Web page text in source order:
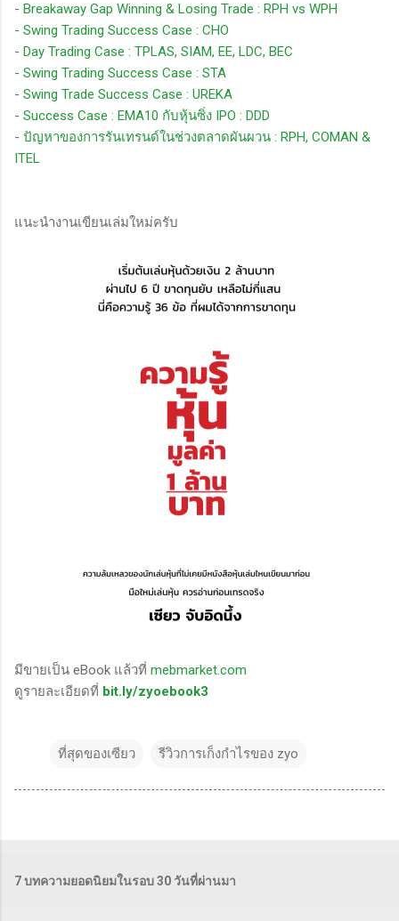
- Breakaway Gap Winning & Losing Trade : RPH vs WPH
- Swing Trading Success Case : CHO
- Day Trading Case : TPLAS, SIAM, EE, LDC, BEC
- Swing Trading Success Case : STA
- Swing Trade Success Case : UREKA
- Success Case : EMA10 กับหุ้นซิ่ง IPO : DDD
- ปัญหาของการรันเทรนด์ในช่วงตลาดผันผวน : RPH, COMAN &
ITEL
แนะนำงานเขียนเล่มใหม่ครับ
มีขายเป็น eBook แล้วที่ mebmarket.com
ดูรายละเอียดที่ bit.ly/zyoebook3
ที่สุดของเซียว รีวิวการเก็งกำไรของ zyo
7 บทความยอดนิยมในรอบ 30 วันที่ผ่านมา